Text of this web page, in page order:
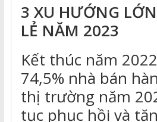
3 XU HƯỚNG
LẺ NĂM 2023
Kết thúc năm
74,5% nhà bán
thị trường năm
tục phục hồi và